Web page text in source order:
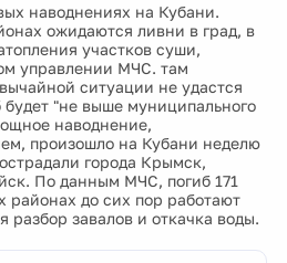
наводнениях на Кубани.
ожидаются ливни в град, в
участков суши,
управлении МЧС. там
ситуации не удастся
будет "не выше муниципального
наводнение,
произошло на Кубани неделю
города Крымск,
По данным МЧС, погиб 171
районах до сих пор работают
разбор завалов и откачка воды.